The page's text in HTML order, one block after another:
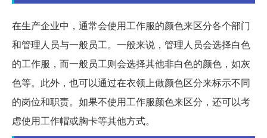
在生产企业中，通常会使用工作服的颜色来区分各个部门
和管理人员与一般员工。一般来说，管理人员会选择白色
的工作服，而一般员工则会选择其他非白色的颜色，如灰
色等。此外，也可以通过在衣领上做颜色区分来标示不同
的岗位和职责。如果不使用工作服颜色来区分，还可以考
虑使用工作帽或胸卡等其他方式。